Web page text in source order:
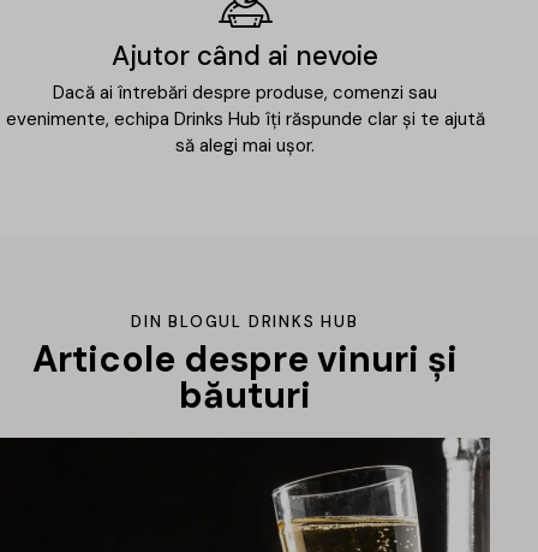
Ajutor când ai nevoie
Dacă ai întrebări despre produse, comenzi sau
evenimente, echipa Drinks Hub îți răspunde clar și te ajută
să alegi mai ușor.
DIN BLOGUL DRINKS HUB
Articole despre vinuri și
băuturi